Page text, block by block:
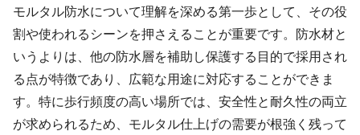
モルタル防水について理解を深める第一歩として、その役
割や使われるシーンを押さえることが重要です。防水材と
いうよりは、他の防水層を補助し保護する目的で採用され
る点が特徴であり、広範な用途に対応することができま
す。特に歩行頻度の高い場所では、安全性と耐久性の両立
が求められるため、モルタル仕上げの需要が根強く残って